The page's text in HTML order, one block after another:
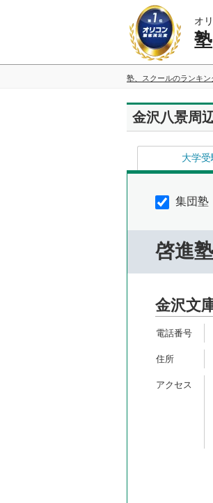
オ
塾、スクールのランキン
金沢八景周
大学受
集団塾
啓進塾
金沢文